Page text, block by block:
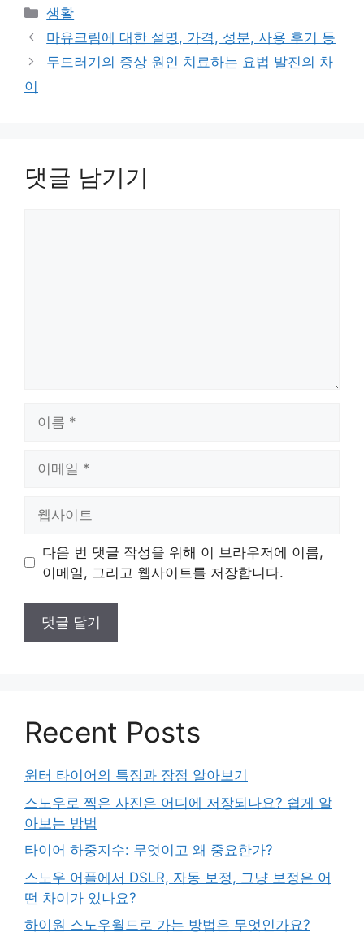
카
테
고
리
생활
마유크림에 대한 설명, 가격, 성분, 사용 후기 등
두드러기의 증상 원인 치료하는 요법 발진의 차
이
댓글 남기기
트
다음 번 댓글 작성을 위해 이 브라우저에 이름,
이메일, 그리고 웹사이트를 저장합니다.
Recent Posts
윈터 타이어의 특징과 장점 알아보기
스노우로 찍은 사진은 어디에 저장되나요? 쉽게 알
아보는 방법
타이어 하중지수: 무엇이고 왜 중요한가?
스노우 어플에서 DSLR, 자동 보정, 그냥 보정은 어
떤 차이가 있나요?
하이원 스노우월드로 가는 방법은 무엇인가요?